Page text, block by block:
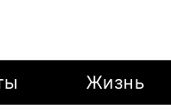
Жизнь